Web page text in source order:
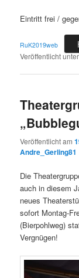
Eintritt frei /
RuK2019web
Veröffentlicht unter
Veröffentlicht am
Andre_Gerling81
Die
auch in diesem
neues
sofort Montag-
(Bierpohlweg)
Vergnügen!